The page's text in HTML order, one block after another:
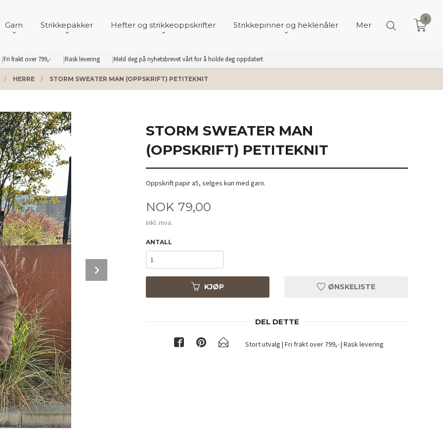
Fri frakt over 799,- Rask levering Meld deg på nyhetsbrevet vårt for å holde deg oppdatert
Garn Strikkepakker Hefter og strikkeoppskrifter Strikkepinner og heklenåler Mer
0
HERRE STORM SWEATER MAN (OPPSKRIFT) PETITEKNIT
STORM SWEATER MAN
(OPPSKRIFT) PETITEKNIT
Oppskrift papir a5, selges kun med garn.
Pris
NOK 79,00
inkl. mva.
ANTALL
KJØP ØNSKELISTE
DEL DETTE
Stort utvalg | Fri frakt over 799,- | Rask levering